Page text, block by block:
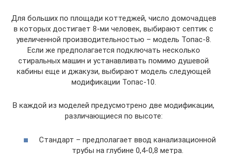
Для больших по площади коттеджей, число домочадцев
в которых достигает 8-ми человек, выбирают септик с
увеличенной производительностью – модель Топас-8.
Если же предполагается подключать несколько
стиральных машин и устанавливать помимо душевой
кабины еще и джакузи, выбирают модель следующей
модификации Топас-10.
В каждой из моделей предусмотрено две модификации,
различающиеся по высоте:
Стандарт – предполагает ввод канализационной
трубы на глубине 0,4-0,8 метра.